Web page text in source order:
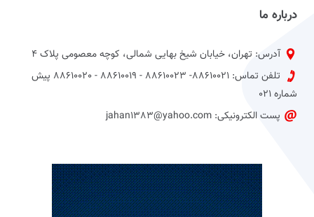
درباره ما
آدرس: تهران، خیابان شیخ بهایی شمالی، کوچه معصومی پلاک 4
تلفن تماس: 88610021- 88610023 - 88610019 - 88610020 پیش
شماره 021
پست الکترونیکی: jahan1383@yahoo.com